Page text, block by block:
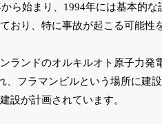
ら始まり、1994年には基本的
おり、特に事故が起こる可能性
ランドのオルキルオト原子力発
フラマンビルという場所に建
設が計画されています。